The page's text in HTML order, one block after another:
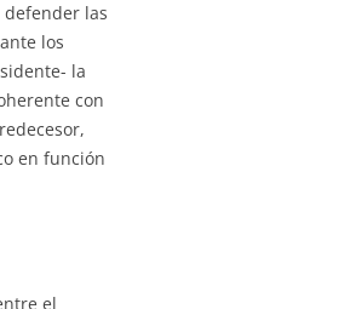
las
los
la
con
en función
el